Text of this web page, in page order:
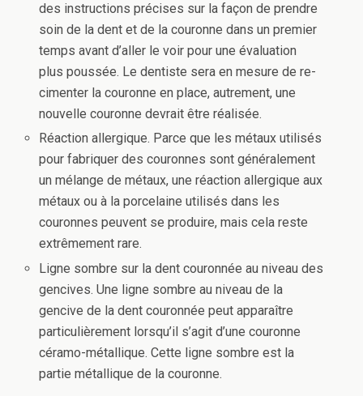
des instructions précises sur la façon de prendre
soin de la dent et de la couronne dans un premier
temps avant d’aller le voir pour une évaluation
plus poussée. Le dentiste sera en mesure de re-
cimenter la couronne en place, autrement, une
nouvelle couronne devrait être réalisée.
Réaction allergique. Parce que les métaux utilisés
pour fabriquer des couronnes sont généralement
un mélange de métaux, une réaction allergique aux
métaux ou à la porcelaine utilisés dans les
couronnes peuvent se produire, mais cela reste
extrêmement rare.
Ligne sombre sur la dent couronnée au niveau des
gencives. Une ligne sombre au niveau de la
gencive de la dent couronnée peut apparaître
particulièrement lorsqu’il s’agit d’une couronne
céramo-métallique. Cette ligne sombre est la
partie métallique de la couronne.